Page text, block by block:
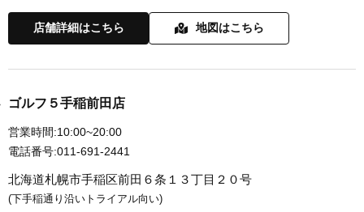
店舗詳細はこちら 地図はこちら
ゴルフ５手稲前田店
営業時間:10:00~20:00
電話番号:011-691-2441
北海道札幌市手稲区前田６条１３丁目２０号
(下手稲通り沿いトライアル向い)